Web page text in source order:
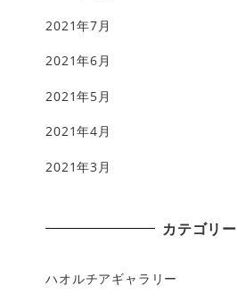
2021年7月
2021年6月
2021年5月
2021年4月
2021年3月
カテゴリー
ハオルチアギャラリー